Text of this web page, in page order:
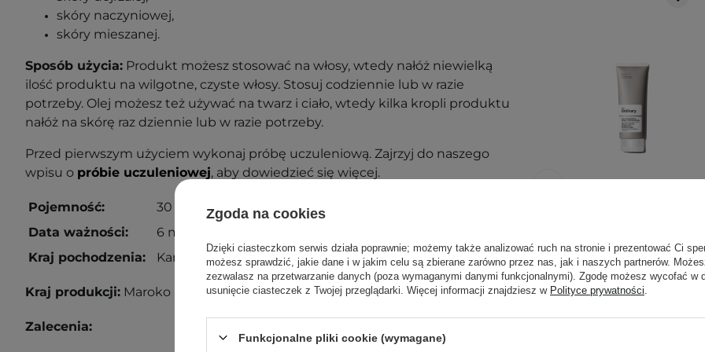
skóry naczyniowej,
skóry mieszanej.
Sposób użycia: Produkt możesz stosować na włosy, wtedy nałóż niewielką
ilość produktu na wilgotne, czyste włosy. Stosuj codziennie lub w razie
potrzeby. Olej możesz też używać na twarz i ciało, wtedy kilka kropli produktu
nałóż na skórę raz dziennie lub w razie potrzeby.
Przed pierwszym użyciem wykonaj próbę uczuleniową. Zajrzyj do naszego
wpisu o próbie uczuleniowej, aby dowiedzieć się więcej.
Pojemność:
30 ml
Data ważności:
6 miesięcy od otwarcia.
Kraj pochodzenia:
Kanada
Kraj produkcji: Maroko
Zalecenia:
The Ordinary -
Natural
Moisturizing
Factors +
Zgoda na cookies
Dzięki ciasteczkom serwis działa poprawnie; możemy także analizować ruch na stronie i prezentować Ci
możesz sprawdzić, jakie dane i w jakim celu są zbierane zarówno przez nas, jak i naszych partnerów.
zezwalasz na przetwarzanie danych (poza wymaganymi danymi funkcjonalnymi). Zgodę możesz wycofać w
usunięcie ciasteczek z Twojej przeglądarki. Więcej informacji znajdziesz w Polityce prywatności
Funkcjonalne pliki cookie (wymagane)